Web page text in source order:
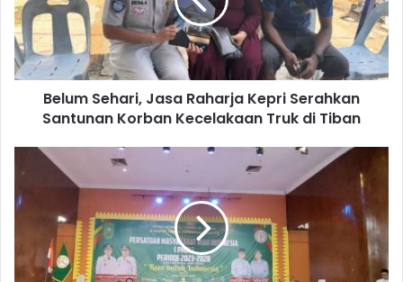
Belum Sehari, Jasa Raharja Kepri Serahkan
Santunan Korban Kecelakaan Truk di Tiban